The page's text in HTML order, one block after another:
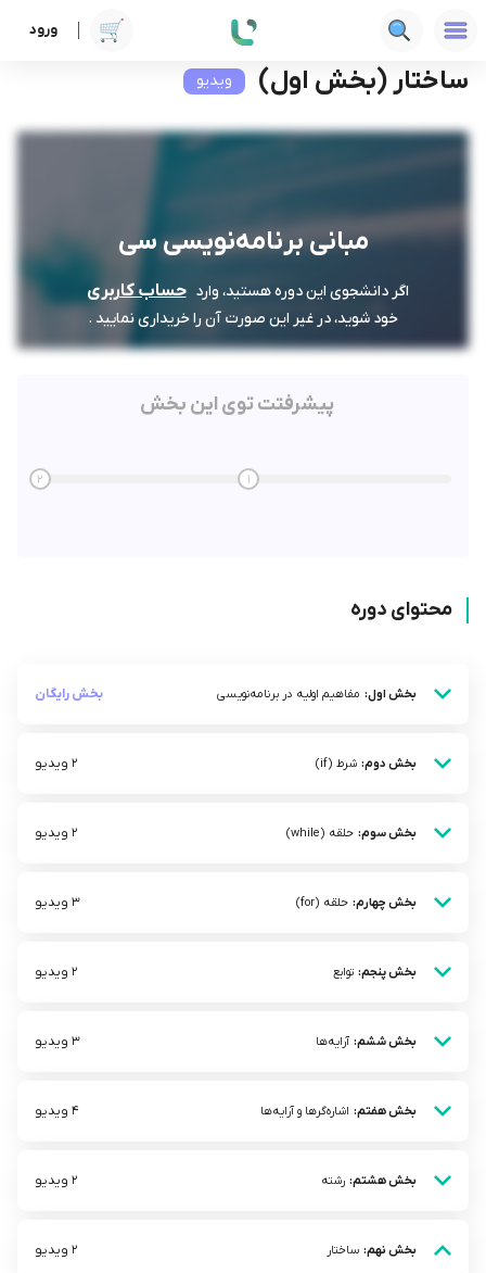
ورود دوره ها فنی‌ومهندسی مبانی برنامه‌نویسی سی ساختار (بخش اول)
ساختار (بخش اول) ویدیو
مبانی برنامه‌نویسی سی
اگر دانشجوی این دوره هستید، وارد حساب کاربری
خود شوید، در غیر این صورت آن را خریداری نمایید .
پیشرفتت توی این بخش
1
2
محتوای دوره
بخش اول: مفاهیم اولیه در برنامه‌نویسی بخش رایگان
بخش دوم: شرط (if) 2 ویدیو
بخش سوم: حلقه (while) 2 ویدیو
بخش چهارم: حلقه (for) 3 ویدیو
بخش پنجم: توابع 2 ویدیو
بخش ششم: آرایه‌ها 3 ویدیو
بخش هفتم: اشاره‌گرها و آرایه‌ها 4 ویدیو
بخش هشتم: رشته 2 ویدیو
بخش نهم: ساختار 2 ویدیو